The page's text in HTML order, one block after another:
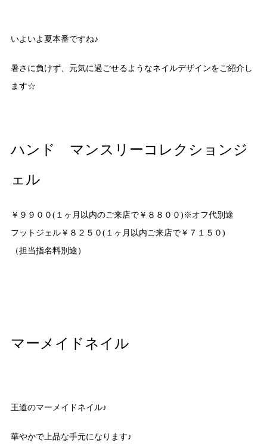
いよいよ夏本番ですね♪
暑さに負けず、元気に過ごせるようなネイルデザインをご紹介し
ます☆
ハンド マンスリーコレクションジ
ェル
￥９９００(１ヶ月以内のご来店で￥８８００)※オフ代別途
フットジェル￥８２５０(１ヶ月以内ご来店で￥７１５０)
（担当指名料別途）
マーメイドネイル
王道のマーメイドネイル♪
華やかで上品な手元になります♪